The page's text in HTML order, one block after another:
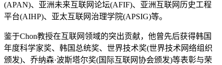
(APAN)、亚洲未来互联网论坛(AFIF)、亚洲互联网历史工程
平台(AIHP)、亚太互联网治理学院(APSIG)等。
鉴于Chon教授在互联网领域的突出贡献，他曾先后获得韩国
年度科学家奖、韩国总统奖、世界技术奖(世界技术网络组织
颁发)、乔纳森·波斯塔尔奖(国际互联网协会颁发)等表彰与荣